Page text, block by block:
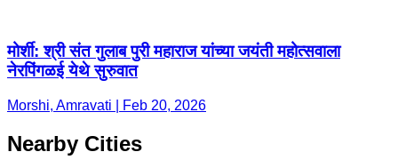
मोर्शी: श्री संत गुलाब पुरी महाराज यांच्या जयंती महोत्सवाला
नेरपिंगळई येथे सुरुवात
Morshi, Amravati | Feb 20, 2026
Nearby Cities